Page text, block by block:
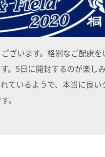
ざいます。格別なご配慮を
。5日に開封するのが楽し
ているようで、本当に良い
。